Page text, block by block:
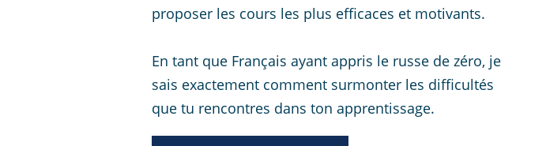
proposer les cours les plus efficaces et motivants.
En tant que Français ayant appris le russe de zéro, je
sais exactement comment surmonter les difficultés
que tu rencontres dans ton apprentissage.